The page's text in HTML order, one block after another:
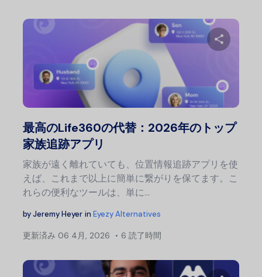
最高のLife360の代替：2026年のトップ
家族追跡アプリ
家族が遠く離れていても、位置情報追跡アプリを使
えば、これまで以上に簡単に繋がりを保てます。こ
れらの便利なツールは、単に…
byJeremy Heyer in Eyezy Alternatives
更新済み 06 4月, 2026 6 読了時間